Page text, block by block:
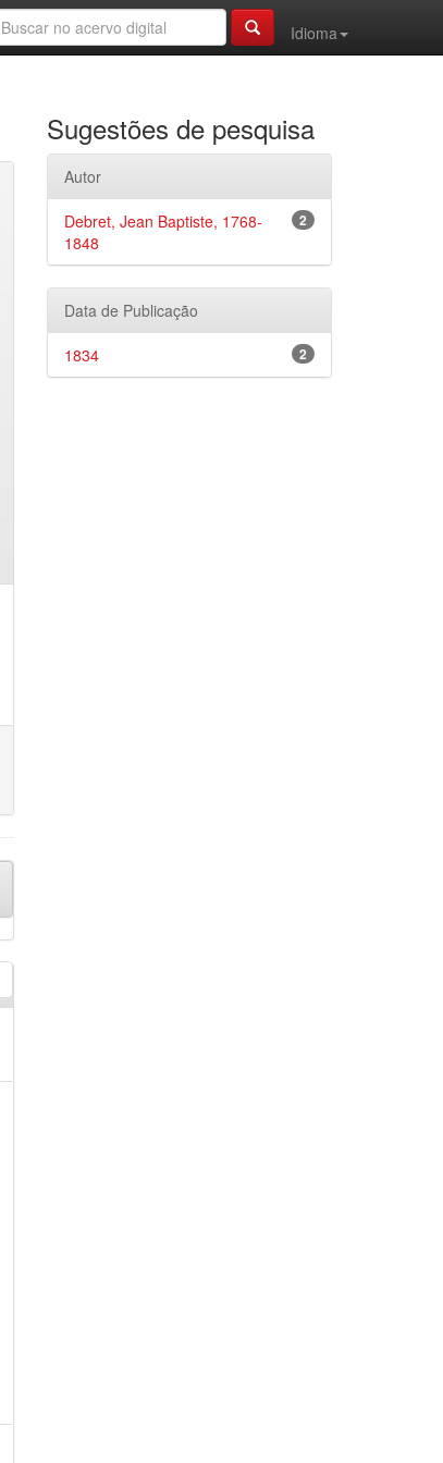
Idioma
Sugestões de pesquisa
Autor
2
Debret, Jean Baptiste, 1768-
1848
Data de Publicação
2
1834